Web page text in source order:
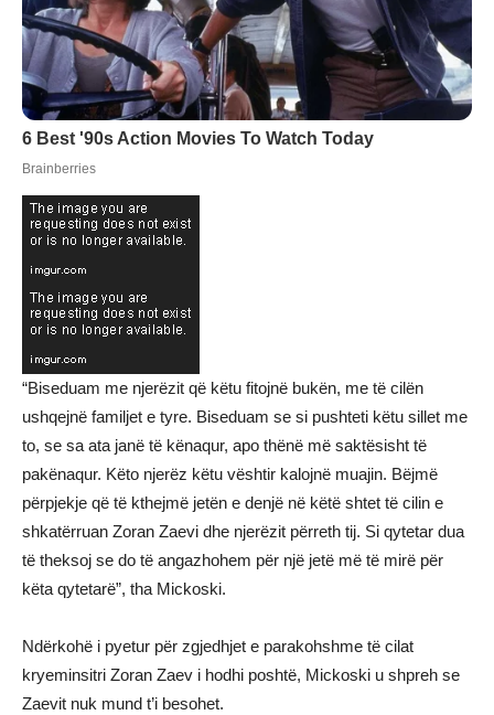
“Biseduam me njerëzit që këtu fitojnë bukën, me të cilën
ushqejnë familjet e tyre. Biseduam se si pushteti këtu sillet me
to, se sa ata janë të kënaqur, apo thënë më saktësisht të
pakënaqur. Këto njerëz këtu vështir kalojnë muajin. Bëjmë
përpjekje që të kthejmë jetën e denjë në këtë shtet të cilin e
shkatërruan Zoran Zaevi dhe njerëzit përreth tij. Si qytetar dua
të theksoj se do të angazhohem për një jetë më të mirë për
këta qytetarë”, tha Mickoski.
Ndërkohë i pyetur për zgjedhjet e parakohshme të cilat
kryeminsitri Zoran Zaev i hodhi poshtë, Mickoski u shpreh se
Zaevit nuk mund t’i besohet.